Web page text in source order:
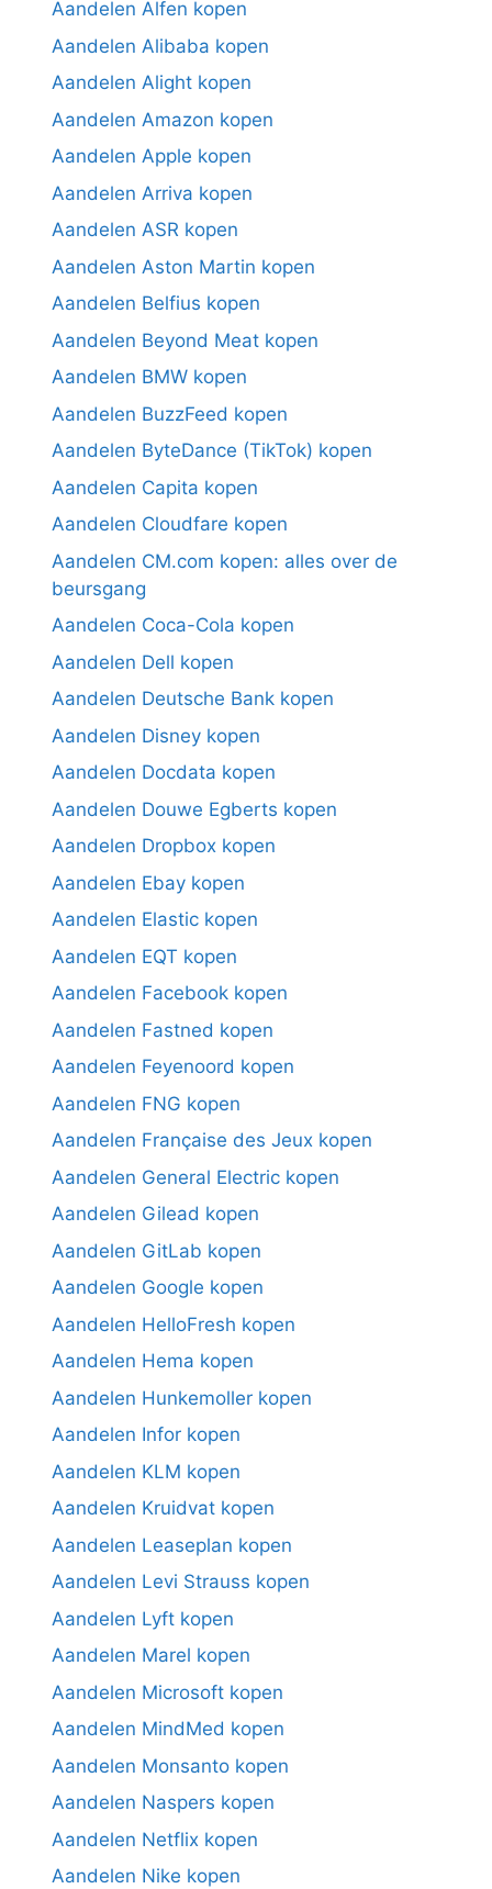
Aandelen Alfen kopen
Aandelen Alibaba kopen
Aandelen Alight kopen
Aandelen Amazon kopen
Aandelen Apple kopen
Aandelen Arriva kopen
Aandelen ASR kopen
Aandelen Aston Martin kopen
Aandelen Belfius kopen
Aandelen Beyond Meat kopen
Aandelen BMW kopen
Aandelen BuzzFeed kopen
Aandelen ByteDance (TikTok) kopen
Aandelen Capita kopen
Aandelen Cloudfare kopen
Aandelen CM.com kopen: alles over de
beursgang
Aandelen Coca-Cola kopen
Aandelen Dell kopen
Aandelen Deutsche Bank kopen
Aandelen Disney kopen
Aandelen Docdata kopen
Aandelen Douwe Egberts kopen
Aandelen Dropbox kopen
Aandelen Ebay kopen
Aandelen Elastic kopen
Aandelen EQT kopen
Aandelen Facebook kopen
Aandelen Fastned kopen
Aandelen Feyenoord kopen
Aandelen FNG kopen
Aandelen Française des Jeux kopen
Aandelen General Electric kopen
Aandelen Gilead kopen
Aandelen GitLab kopen
Aandelen Google kopen
Aandelen HelloFresh kopen
Aandelen Hema kopen
Aandelen Hunkemoller kopen
Aandelen Infor kopen
Aandelen KLM kopen
Aandelen Kruidvat kopen
Aandelen Leaseplan kopen
Aandelen Levi Strauss kopen
Aandelen Lyft kopen
Aandelen Marel kopen
Aandelen Microsoft kopen
Aandelen MindMed kopen
Aandelen Monsanto kopen
Aandelen Naspers kopen
Aandelen Netflix kopen
Aandelen Nike kopen